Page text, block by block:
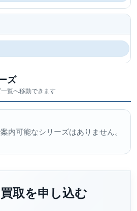
ズ
覧へ移動できます
内可能なシリーズはありません。
取を申し込む